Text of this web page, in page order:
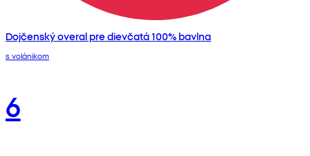
Dojčenský overal pre dievčatá 100% bavlna
s volánikom
6